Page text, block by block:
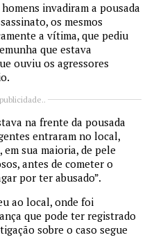
invadiram a pousada
os mesmos
a vítima, que pediu
que estava
ouviu os agressores
na frente da pousada
entraram no local,
sua maioria, de pele
antes de cometer o
por ter abusado”.
ao local, onde foi
que pode ter registrado
sobre o caso segue